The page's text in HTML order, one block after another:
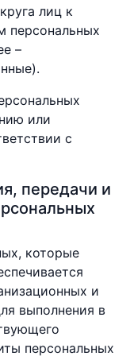
лиц к
персональных
–
или
с
передачи и
которые
и
выполнения в
персональных